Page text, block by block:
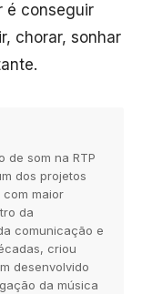
é conseguir
chorar, sonhar
de som na RTP
dos projetos
maior
da
comunicação e
criou
desenvolvido
da música